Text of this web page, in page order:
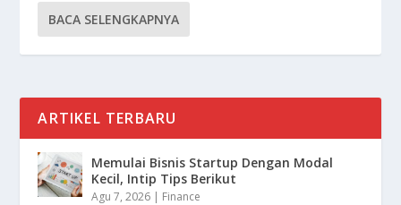
BACA SELENGKAPNYA
ARTIKEL TERBARU
Memulai Bisnis Startup Dengan Modal
Kecil, Intip Tips Berikut
Agu 7, 2026 | Finance